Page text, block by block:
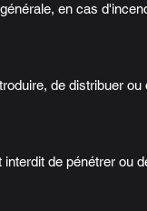
en cas
de distribuer
interdit de pénétrer ou